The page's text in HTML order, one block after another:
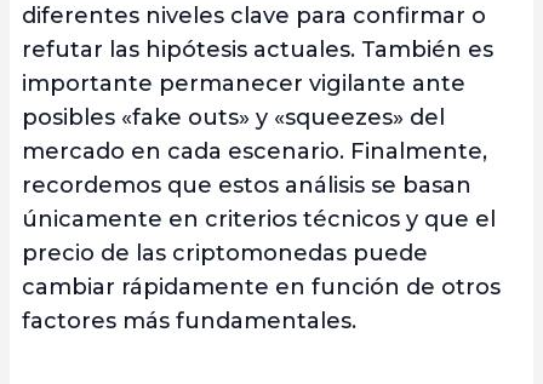
diferentes niveles clave para confirmar o
refutar las hipótesis actuales. También es
importante permanecer vigilante ante
posibles «fake outs» y «squeezes» del
mercado en cada escenario. Finalmente,
recordemos que estos análisis se basan
únicamente en criterios técnicos y que el
precio de las criptomonedas puede
cambiar rápidamente en función de otros
factores más fundamentales.